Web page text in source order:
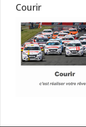
Courir